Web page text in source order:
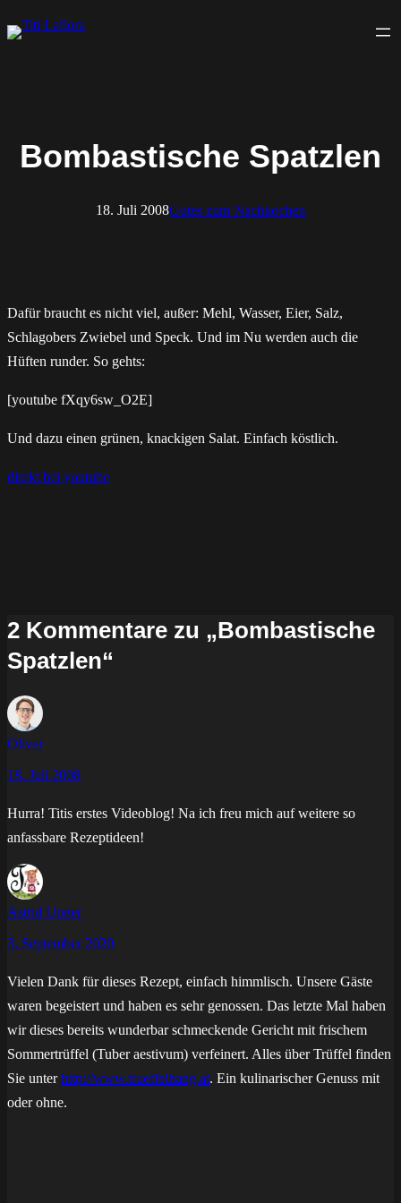
Zum
Inhalt
Bombastische Spatzlen
18. Juli 2008Gutes zum Nachkochen
Dafür braucht es nicht viel, außer: Mehl, Wasser, Eier, Salz,
Schlagobers Zwiebel und Speck. Und im Nu werden auch die
Hüften runder. So gehts:
[youtube fXqy6sw_O2E]
Und dazu einen grünen, knackigen Salat. Einfach köstlich.
direkt bei youtube
2 Kommentare zu „Bombastische
Spatzlen“
Oliver
18. Juli 2008
Hurra! Titis erstes Videoblog! Na ich freu mich auf weitere so
anfassbare Rezeptideen!
Astrid Unger
3. September 2020
Vielen Dank für dieses Rezept, einfach himmlisch. Unsere Gäste
waren begeistert und haben es sehr genossen. Das letzte Mal haben
wir dieses bereits wunderbar schmeckende Gericht mit frischem
Sommertrüffel (Tuber aestivum) verfeinert. Alles über Trüffel finden
Sie unterhttp://www.trueffelhang.at. Ein kulinarischer Genuss mit
oder ohne.